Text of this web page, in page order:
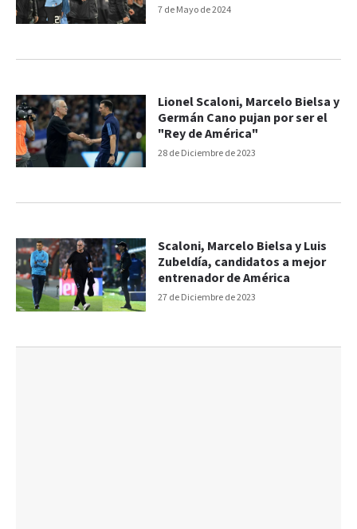
7 de Mayo de 2024
28 de Diciembre de 2023
Lionel Scaloni, Marcelo Bielsa y
Germán Cano pujan por ser el
"Rey de América"
27 de Diciembre de 2023
Scaloni, Marcelo Bielsa y Luis
Zubeldía, candidatos a mejor
entrenador de América